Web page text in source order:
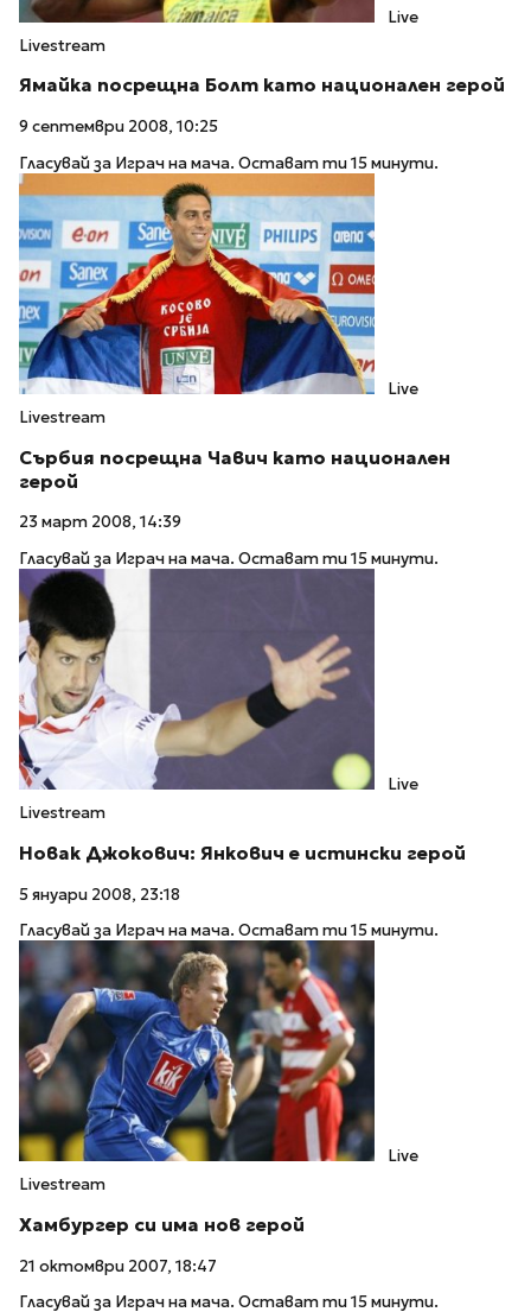
Live
Livestream
Ямайка посрещна Болт като национален герой
9 септември 2008, 10:25
Гласувай за Играч на мача. Остават ти 15 минути.
Live
Livestream
Сърбия посрещна Чавич като национален
герой
23 март 2008, 14:39
Гласувай за Играч на мача. Остават ти 15 минути.
Live
Livestream
Новак Джокович: Янкович е истински герой
5 януари 2008, 23:18
Гласувай за Играч на мача. Остават ти 15 минути.
Live
Livestream
Хамбургер си има нов герой
21 октомври 2007, 18:47
Гласувай за Играч на мача. Остават ти 15 минути.